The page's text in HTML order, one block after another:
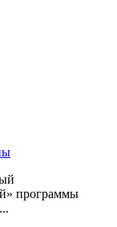
программы